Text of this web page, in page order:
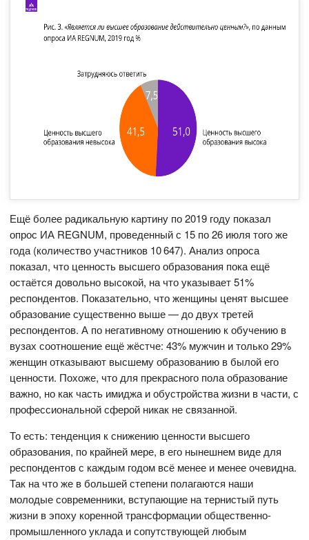
Ещё более радикальную картину по 2019 году показал
опрос ИА REGNUM, проведенный с 15 по 26 июля того же
года (количество участников 10 647). Анализ опроса
показал, что ценность высшего образования пока ещё
остаётся довольно высокой, на что указывает 51%
респондентов. Показательно, что женщины ценят высшее
образование существенно выше — до двух третей
респондентов. А по негативному отношению к обучению в
вузах соотношение ещё жёстче: 43% мужчин и только 29%
женщин отказывают высшему образованию в былой его
ценности. Похоже, что для прекрасного пола образование
важно, но как часть имиджа и обустройства жизни в части, с
профессиональной сферой никак не связанной.
То есть: тенденция к снижению ценности высшего
образования, по крайней мере, в его нынешнем виде для
респондентов с каждым годом всё менее и менее очевидна.
Так на что же в большей степени полагаются наши
молодые современники, вступающие на тернистый путь
жизни в эпоху коренной трансформации общественно-
промышленного уклада и сопутствующей любым